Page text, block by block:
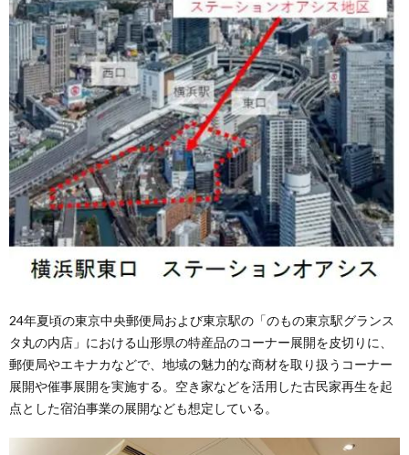
24年夏頃の東京中央郵便局および東京駅の「のもの東京駅グランス
タ丸の内店」における山形県の特産品のコーナー展開を皮切りに、
郵便局やエキナカなどで、地域の魅力的な商材を取り扱うコーナー
展開や催事展開を実施する。空き家などを活用した古民家再生を起
点とした宿泊事業の展開なども想定している。